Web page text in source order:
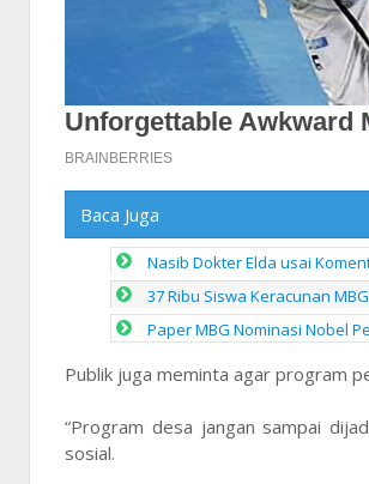
Baca Juga
Nasib Dokter Elda usai
37 Ribu Siswa Keracunan
Paper MBG Nominasi Nobel
Publik juga meminta agar program
“Program desa jangan sampai
sosial.